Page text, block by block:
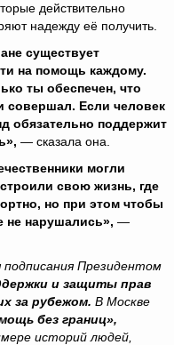
действительно
надежду её получить.
существует
на помощь каждому.
ты обеспечен, что
совершал. Если человек
обязательно поддержит
— сказала она.
могли
свою жизнь, где
но при этом чтобы
не нарушались», —
подписания Президентом
и защиты прав
за рубежом. В Москве
без границ»,
историй людей,